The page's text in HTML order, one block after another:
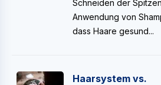
Schneiden der
Anwendung von
dass Haare gesund...
Haarsystem vs.